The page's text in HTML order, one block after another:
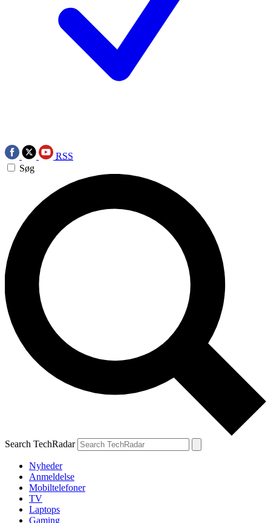
RSS
Søg
Search TechRadar
Nyheder
Anmeldelse
Mobiltelefoner
TV
Laptops
Gaming